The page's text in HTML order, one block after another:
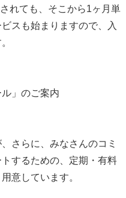
れても、そこから1ヶ月単
スも始まりますので、入
ル」のご案内
さらに、みなさんのコミ
するための、定期・有料
意しています。